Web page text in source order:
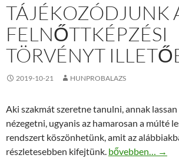
TÁJÉKOZÓDJUNK
FELNŐTTKÉPZÉSI
TÖRVÉNYT
2019-10-21 HUNPROBALAZS
Aki szakmát szeretne tanulni, annak
nézegetni, ugyanis az hamarosan a múlté
rendszert köszönhetünk, amit az
részletesebben kifejtünk. Tájékozódjunk
bővebben… →